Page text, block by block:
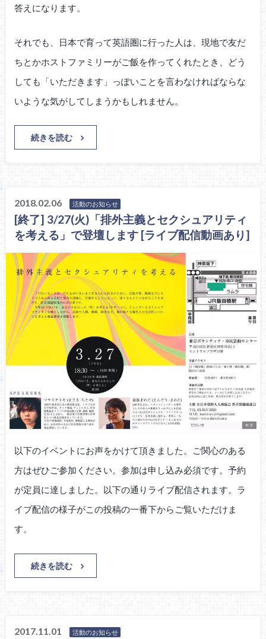
答えになります。
それでも、日本で育って英語圏に行った人は、現地で友だ
ちとかホストファミリーがご飯を作ってくれたとき、どう
しても「いただきます」っぽいことを言わなければならな
いような気がしてしまうかもしれません。
続きを読む
2018.02.06 活動のお知らせ
[終了] 3/27(火)「排外主義とセクシュアリティ
を考える」で登壇します [ライブ配信動画あり]
以下のイベントにお声をかけて頂きました。ご関心のある
方はぜひご参加ください。参加は申し込み必須です。予約
が定員に達しました。以下の通りライブ配信されます。ラ
イブ配信の様子がこの投稿の一番下からご覧いただけま
す。
続きを読む
2017.11.01 活動のお知らせ